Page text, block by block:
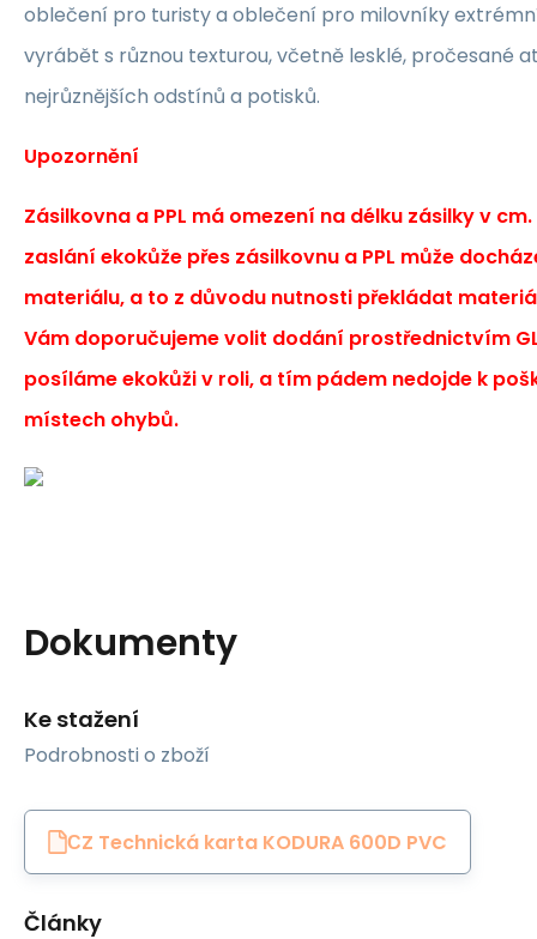
oblečení pro turisty a oblečení pro milovníky
vyrábět s různou texturou, včetně lesklé, pročesané
nejrůznějších odstínů a potisků.
Upozornění
Zásilkovna a PPL má omezení na délku zásilky v
zaslání ekokůže přes zásilkovnu a PPL může
materiálu, a to z důvodu nutnosti překládat
Vám doporučujeme volit dodání prostřednictvím
posíláme ekokůži v roli, a tím pádem nedojde k
místech ohybů.
Dokumenty
Ke stažení
Podrobnosti o zboží
СZ Technická karta KODURA 600D PVC
Články